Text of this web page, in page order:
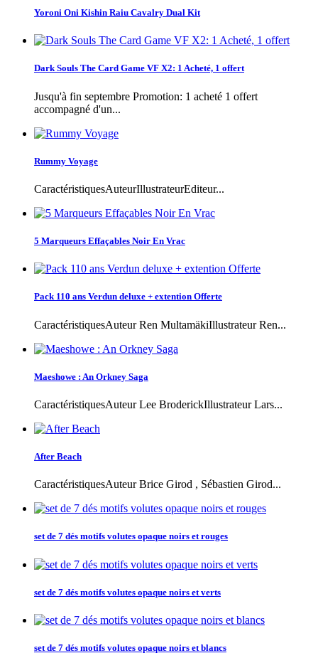
Yoroni Oni Kishin Raiu Cavalry Dual Kit
Dark Souls The Card Game VF X2: 1 Acheté, 1 offert
Jusqu'à fin septembre Promotion: 1 acheté 1 offert
accompagné d'un...
Rummy Voyage
CaractéristiquesAuteurIllustrateurEditeur...
5 Marqueurs Effaçables Noir En Vrac
Pack 110 ans Verdun deluxe + extention Offerte
CaractéristiquesAuteur Ren MultamäkiIllustrateur Ren...
Maeshowe : An Orkney Saga
CaractéristiquesAuteur Lee BroderickIllustrateur Lars...
After Beach
CaractéristiquesAuteur Brice Girod , Sébastien Girod...
set de 7 dés motifs volutes opaque noirs et rouges
set de 7 dés motifs volutes opaque noirs et verts
set de 7 dés motifs volutes opaque noirs et blancs